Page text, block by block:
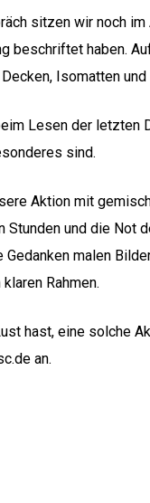
sitzen wir noch
beschriftet haben.
Isomatten
Lesen der letzten
sind.
Aktion mit
Stunden und die Not
Gedanken malen
Rahmen.
hast, eine solche
an.